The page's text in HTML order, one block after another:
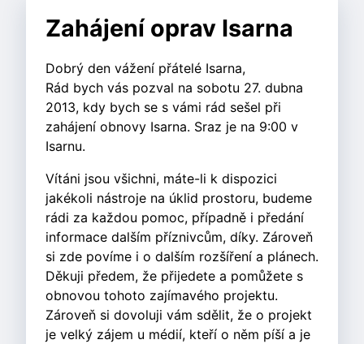
Zahájení oprav Isarna
Dobrý den vážení přátelé Isarna,
Rád bych vás pozval na sobotu 27. dubna
2013, kdy bych se s vámi rád sešel při
zahájení obnovy Isarna. Sraz je na 9:00 v
Isarnu.
Vítáni jsou všichni, máte-li k dispozici
jakékoli nástroje na úklid prostoru, budeme
rádi za každou pomoc, případně i předání
informace dalším příznivcům, díky. Zároveň
si zde povíme i o dalším rozšíření a plánech.
Děkuji předem, že přijedete a pomůžete s
obnovou tohoto zajímavého projektu.
Zároveň si dovoluji vám sdělit, že o projekt
je velký zájem u médií, kteří o něm píší a je